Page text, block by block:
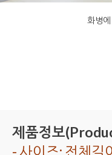
화병
제품정보